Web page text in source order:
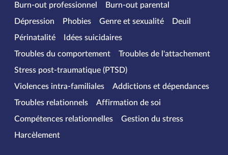
Burn-out professionnel
Burn-out parental
Dépression
Phobies Genre et sexualité
Deuil
Périnatalité
Idées suicidaires
Troubles du comportement
Troubles de l'attachement
Stress post-traumatique (PTSD)
Violences intra-familiales
Addictions et dépendances
Troubles relationnels
Affirmation de soi
Compétences relationnelles
Gestion du stress
Harcèlement